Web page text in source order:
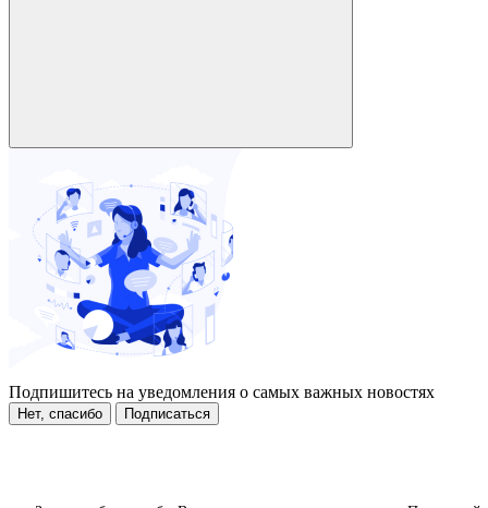
Подпишитесь на уведомления о самых важных новостях
Нет, спасибо Подписаться